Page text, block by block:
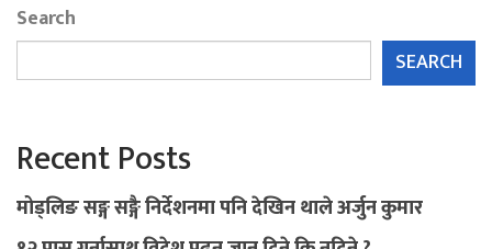
Search
SEARCH
Recent Posts
मोड्लिङ सङ्ग सङ्गै निर्देशनमा पनि देखिन थाले अर्जुन कुमार